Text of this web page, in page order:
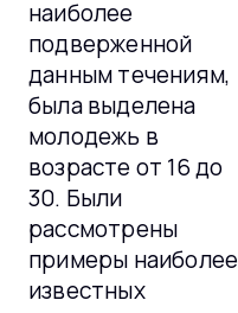
наиболее
подверженной
данным течениям,
была выделена
молодежь в
возрасте от 16 до
30. Были
рассмотрены
примеры наиболее
известных